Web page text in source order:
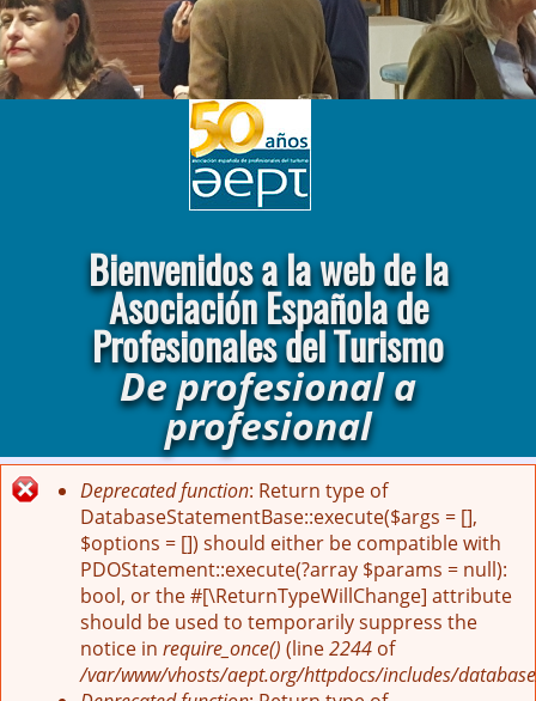
La AEPT celebró su XLVII Asamblea General
Ordinaria el pasado mes de marzo de 2026, donde se
presentó el ambicioso plan de acción de este año.
Bienvenidos a la web de la
Asociación Española de
Profesionales del Turismo
De profesional a
profesional
Mensaje de error
Deprecated function: Return type of
DatabaseStatementBase::execute($args = [],
$options = []) should either be compatible with
PDOStatement::execute(?array $params = null):
bool, or the #[\ReturnTypeWillChange] attribute
should be used to temporarily suppress the
notice in require_once() (line2244 of
/var/www/vhosts/aept.org/httpdocs/includes/